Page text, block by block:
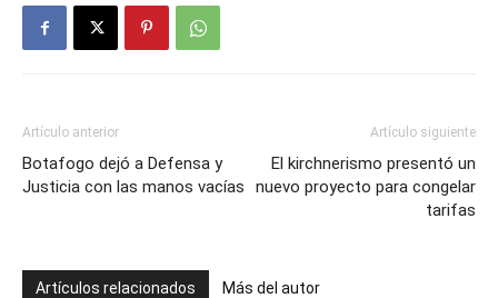
Artículo anterior
Botafogo dejó a Defensa y
Justicia con las manos vacías
Artículo siguiente
El kirchnerismo presentó un
nuevo proyecto para congelar
tarifas
Artículos relacionados Más del autor